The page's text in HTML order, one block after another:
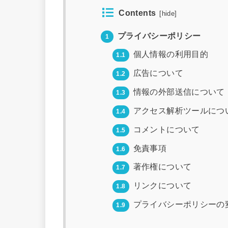
Contents hide
1 プライバシーポリシー
1.1 個人情報の利用目的
1.2 広告について
1.3 情報の外部送信について
1.4 アクセス解析ツールにつ
1.5 コメントについて
1.6 免責事項
1.7 著作権について
1.8 リンクについて
1.9 プライバシーポリシーの